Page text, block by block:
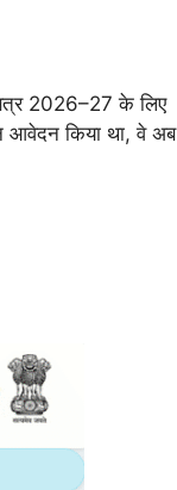
2026–27 के लिए
आवेदन किया था, वे अब